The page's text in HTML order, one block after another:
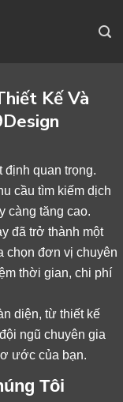
Kế Và
quan trọng.
cầu tìm kiếm dịch
càng tăng cao.
đã trở thành một
chọn đơn vị chuyên
thời gian, chi phí
diện, từ thiết kế
ngũ chuyên gia
ước của bạn.
Tôi